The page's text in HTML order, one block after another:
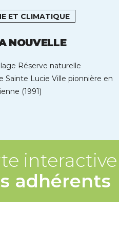
ET CLIMATIQUE
NOUVELLE
Réserve naturelle
Sainte Lucie Ville pionnière en
(1991)
interactive
adhérents